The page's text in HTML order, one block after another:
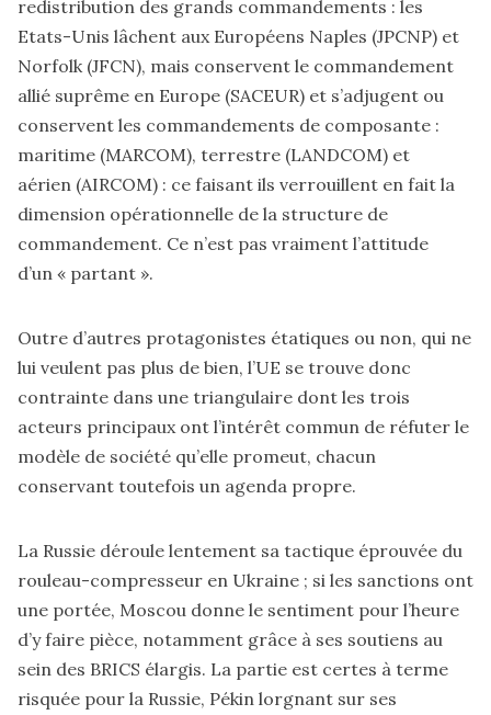
redistribution des grands commandements : les
Etats-Unis lâchent aux Européens Naples (JPCNP) et
Norfolk (JFCN), mais conservent le commandement
allié suprême en Europe (SACEUR) et s’adjugent ou
conservent les commandements de composante :
maritime (MARCOM), terrestre (LANDCOM) et
aérien (AIRCOM) : ce faisant ils verrouillent en fait la
dimension opérationnelle de la structure de
commandement. Ce n’est pas vraiment l’attitude
d’un « partant ».
Outre d’autres protagonistes étatiques ou non, qui ne
lui veulent pas plus de bien, l’UE se trouve donc
contrainte dans une triangulaire dont les trois
acteurs principaux ont l’intérêt commun de réfuter le
modèle de société qu’elle promeut, chacun
conservant toutefois un agenda propre.
La Russie déroule lentement sa tactique éprouvée du
rouleau-compresseur en Ukraine ; si les sanctions ont
une portée, Moscou donne le sentiment pour l’heure
d’y faire pièce, notamment grâce à ses soutiens au
sein des BRICS élargis. La partie est certes à terme
risquée pour la Russie, Pékin lorgnant sur ses